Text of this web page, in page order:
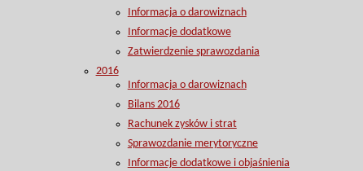
Informacja o darowiznach
Informacje dodatkowe
Zatwierdzenie sprawozdania
2016
Informacja o darowiznach
Bilans 2016
Rachunek zysków i strat
Sprawozdanie merytoryczne
Informacje dodatkowe i objaśnienia